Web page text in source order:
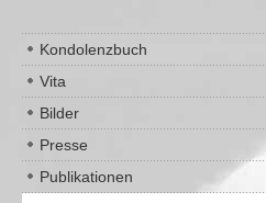
Kondolenzbuch
Vita
Bilder
Presse
Publikationen